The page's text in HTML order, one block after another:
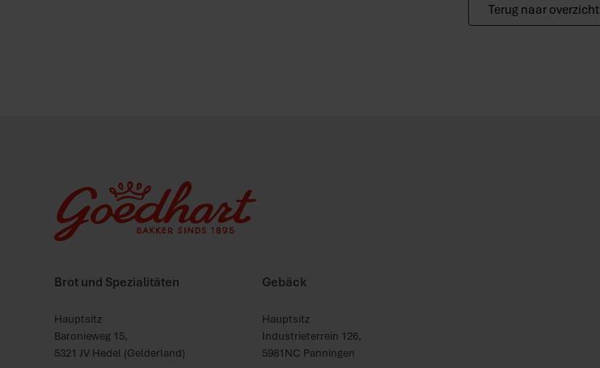
Terug naar overzicht
Brot und Spezialitäten
Hauptsitz
Baronieweg 15,
5321 JV Hedel (Gelderland)
Gebäck
Hauptsitz
Industrieterrein 126,
5981NC Panningen